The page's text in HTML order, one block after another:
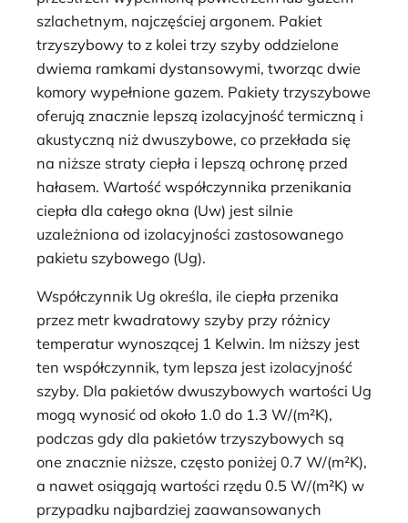
szlachetnym, najczęściej argonem. Pakiet
trzyszybowy to z kolei trzy szyby oddzielone
dwiema ramkami dystansowymi, tworząc dwie
komory wypełnione gazem. Pakiety trzyszybowe
oferują znacznie lepszą izolacyjność termiczną i
akustyczną niż dwuszybowe, co przekłada się
na niższe straty ciepła i lepszą ochronę przed
hałasem. Wartość współczynnika przenikania
ciepła dla całego okna (Uw) jest silnie
uzależniona od izolacyjności zastosowanego
pakietu szybowego (Ug).
Współczynnik Ug określa, ile ciepła przenika
przez metr kwadratowy szyby przy różnicy
temperatur wynoszącej 1 Kelwin. Im niższy jest
ten współczynnik, tym lepsza jest izolacyjność
szyby. Dla pakietów dwuszybowych wartości Ug
mogą wynosić od około 1.0 do 1.3 W/(m²K),
podczas gdy dla pakietów trzyszybowych są
one znacznie niższe, często poniżej 0.7 W/(m²K),
a nawet osiągają wartości rzędu 0.5 W/(m²K) w
przypadku najbardziej zaawansowanych